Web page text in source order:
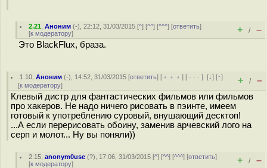
2.21 ,Аноним (-), 22:12, 31/03/2015 [^] [^^] [^^^] [ответить]
[к модератору] + / –
Это BlackFlux, браза.
1.10 ,Аноним (-), 14:52, 31/03/2015 [ответить] [ ﹢﹢﹢] [ · · ·][↓] [↑]
[к модератору] + / –
Клевый дистр для фантастических фильмов или фильмов
про хакеров. Не надо ничего рисовать в пэинте, имеем
готовый к употреблению суровый, внушающий десктоп!
...А если перерисовать обоину, заменив арчевский лого на
серп и молот... Ну вы поняли))
2.15 ,anonym0use (?), 17:06, 31/03/2015 [^] [^^] [^^^] [ответить]
[к модератору] + / –